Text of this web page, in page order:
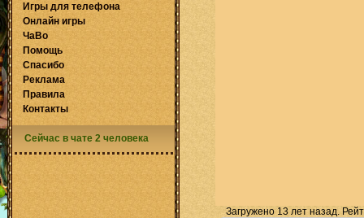
Загружено 13 лет назад.
Игры для телефона
Онлайн игры
ЧаВо
Помощь
Спасибо
Реклама
Правила
Контакты
Сейчас в чате 2 человека